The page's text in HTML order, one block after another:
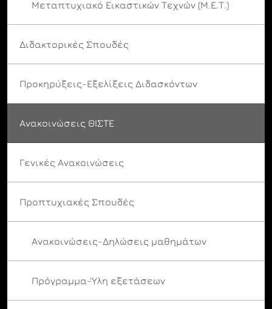
Μεταπτυχιακό Εικαστικών Τεχνών (Μ.Ε.Τ.)
Διδακτορικές Σπουδές
Προκηρύξεις-Εξελίξεις Διδασκόντων
Ανακοινώσεις ΘΙΣΤΕ
Γενικές Ανακοινώσεις
Προπτυχιακές Σπουδές
Ανακοινώσεις-Δηλώσεις μαθημάτων
Πρόγραμμα-Ύλη εξετάσεων